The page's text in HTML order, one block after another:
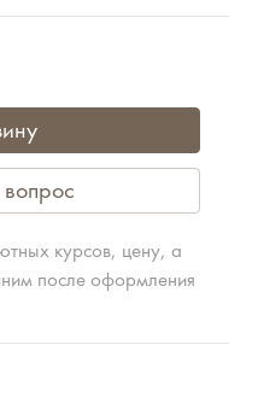
курсов, цену, а
после оформления